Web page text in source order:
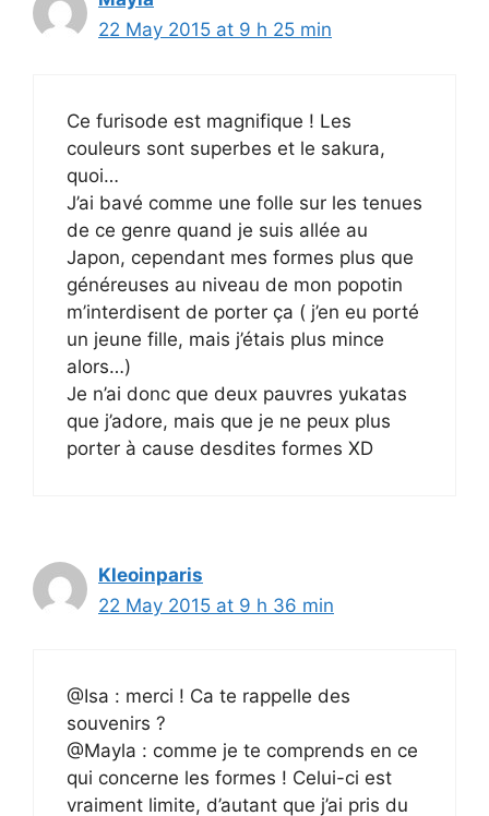
22 May 2015 at 9 h 25 min
Ce furisode est magnifique ! Les
couleurs sont superbes et le sakura,
quoi…
J’ai bavé comme une folle sur les tenues
de ce genre quand je suis allée au
Japon, cependant mes formes plus que
généreuses au niveau de mon popotin
m’interdisent de porter ça ( j’en eu porté
un jeune fille, mais j’étais plus mince
alors…)
Je n’ai donc que deux pauvres yukatas
que j’adore, mais que je ne peux plus
porter à cause desdites formes XD
Kleoinparis
22 May 2015 at 9 h 36 min
@Isa : merci ! Ca te rappelle des
souvenirs ?
@Mayla : comme je te comprends en ce
qui concerne les formes ! Celui-ci est
vraiment limite, d’autant que j’ai pris du